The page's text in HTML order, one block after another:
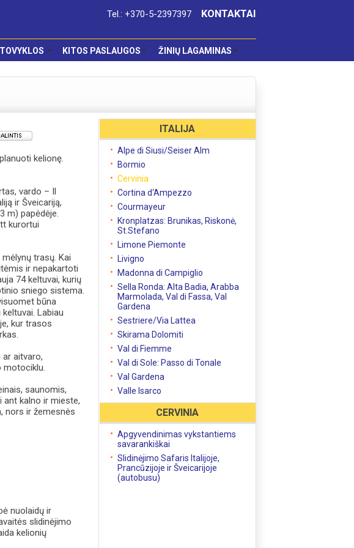
Tel.: +370-5-2397397 KONTAKTAI
KITOS PASLAUGOS ŽINIŲ LAGAMINAS
kelionę.
vardo – Il
ir Šveicariją,
m) papėdėje.
kurortui
trasų. Kai
ir nepakartoti
74 keltuvai, kurių
sniego sistema.
būna
Labiau
kur trasos
aitvaro,
motociklu.
saunomis,
ant kalno ir mieste,
nors ir žemesnės
nuolaidų ir
slidinėjimo
kelionių
ITALIJA
Alpe di Siusi/Seiser Alm
Bormio
Cervinia
Cortina d‘Ampezzo
Courmayeur
Kronplatzas: Brunikas, Riskonė,
St.Stefano
Limone Piemonte
Livigno
Madonna di Campiglio
Sella Ronda: Alta Badia, Arabba
Marmolada, Val di Fassa, Val
Gardena
Sestriere/Via Lattea
Skirama Dolomiti
Val di Fiemme
Val di Sole: Passo di Tonale
Val Gardena
Valle Isarco
CERVINIA
Apgyvendinimas vykstantiems
savarankiškai
Slidinėjimo Safaris Italijoje,
Prancūzijoje ir Šveicarijoje
(autobusu)